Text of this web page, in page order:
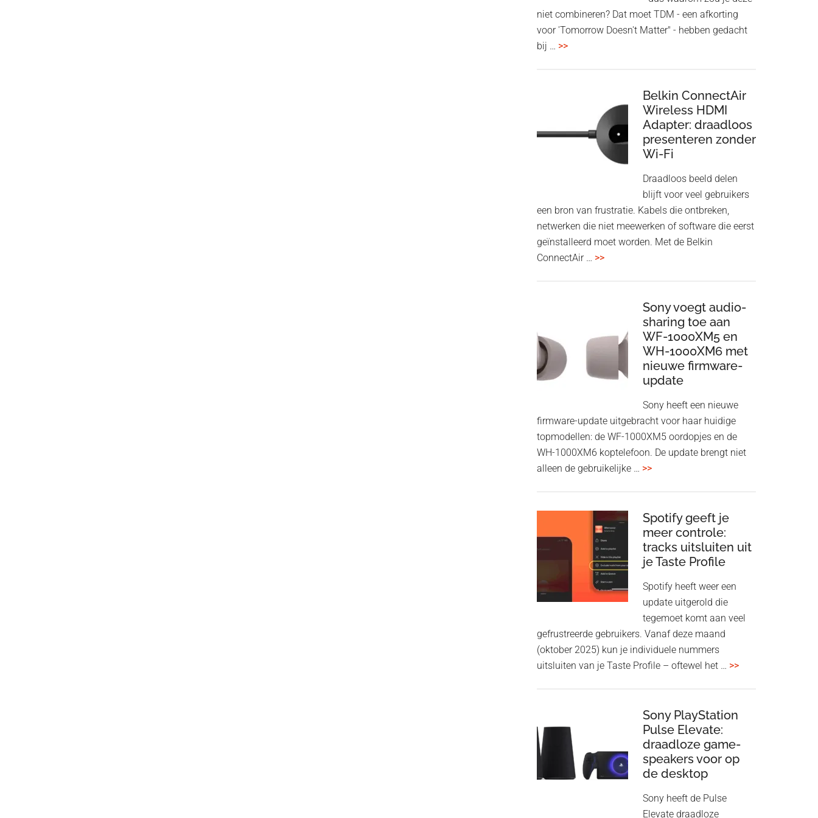
niet combineren? Dat moet TDM - een afkorting
voor 'Tomorrow Doesn't Matter" - hebben gedacht
bij … >>overHoofdtelefoon
twist
Belkin ConnectAir
Wireless HDMI
Adapter: draadloos
presenteren zonder
Wi-Fi
Draadloos beeld delen
blijft voor veel gebruikers
een bron van frustratie. Kabels die ontbreken,
netwerken die niet meewerken of software die eerst
geïnstalleerd moet worden. Met de Belkin
ConnectAir … >>overBelkin
draadloos
presenteren
zonder
Wi-
Sony voegt audio-
sharing toe aan
WF-1000XM5 en
WH-1000XM6 met
nieuwe firmware-
update
Sony heeft een nieuwe
firmware-update uitgebracht voor haar huidige
topmodellen: de WF-1000XM5 oordopjes en de
WH-1000XM6 koptelefoon. De update brengt niet
alleen de gebruikelijke … >>overSony
sharing
toe
aan
WF-
1000XM6
Spotify geeft je
meer controle:
tracks uitsluiten uit
je Taste Profile
Spotify heeft weer een
update uitgerold die
tegemoet komt aan veel
gefrustreerde gebruikers. Vanaf deze maand
(oktober 2025) kun je individuele nummers
uitsluiten van je Taste Profile – oftewel het … >>overSpotify
tracks
uitsluiten
Sony PlayStation
Pulse Elevate:
draadloze game-
speakers voor op
de desktop
Sony heeft de Pulse
Elevate draadloze